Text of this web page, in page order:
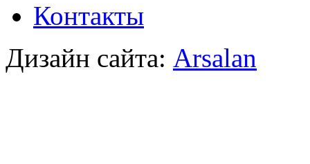
Контакты
Дизайн сайта: Arsalan